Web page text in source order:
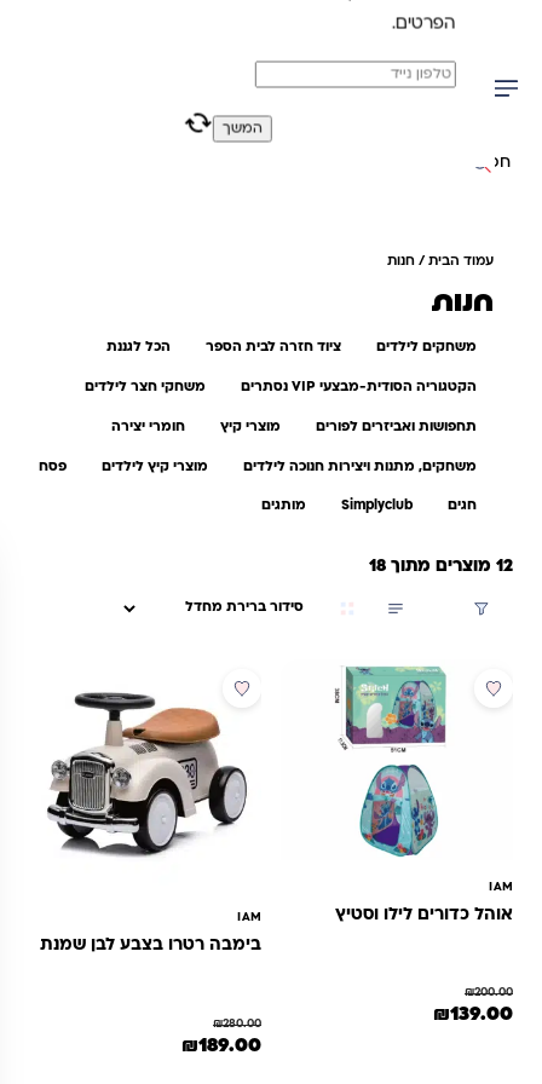
משלוח מהיר חינם בקניה מעל 299 ₪ (למעט ריהוט)
חיפוש באתר
עמוד הבית/ חנות
חנות
משחקים לילדים ציוד חזרה לבית הספר הכל לגננת
הקטגוריה הסודית-מבצעי VIP נסתרים משחקי חצר לילדים
תחפושות ואביזרים לפורים מוצרי קיץ חומרי יצירה
משחקים, מתנות ויצירות חנוכה לילדים מוצרי קיץ לילדים
חגים Simplyclub מותגים
סינון
אוהל כדורים לילו וסטיץ
₪200.00
המחיר המקורי היה: ₪200.00.
₪139.00 המחיר הנוכחי הוא: ₪139.00.
בימבה רטרו בצבע לבן שמנת
₪280.00
המחיר המקורי היה: ₪280.00.
₪189.00 המחיר הנוכחי הוא: ₪189.00.
הפרטים.
המשך